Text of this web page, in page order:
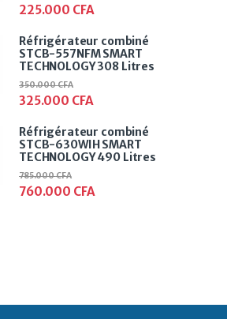
225.000 CFA
Réfrigérateur combiné
STCB-557NFM SMART
TECHNOLOGY 308 Litres
325.000 CFA
350.000CFA
Réfrigérateur combiné
STCB-630WIH SMART
TECHNOLOGY 490 Litres
760.000 CFA
785.000CFA